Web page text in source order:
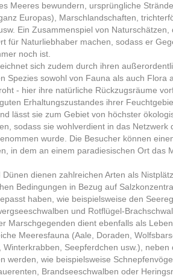
Meeres bewundern, ursprüngliche
Europas), Marschlandschaften,
Ein Zusammenspiel von
für Naturliebhaber machen, sodass er
noch ist.
sich zudem durch ihren
Spezies sowohl von Fauna als auch Flora
- hier ihre natürliche Rückzugsräume
Erhaltungszustandes ihrer
lässt sie zum Gebiet von höchster
sodass sie wohlverdient in das Netzwerk
wurde. Die Besucher können
in dem an einem paradiesischen Ort das
Dünen dienen zahlreichen Arten als
Bedingungen in Bezug auf
haben, wie beispielsweise den
und Rotflügel-
Marschgegenden dient ebenfalls als
Meeresfauna (Aale, Doraden,
Winterkrabben, Seepferdchen usw.), neben
werden, wie beispielsweise
Brandseeschwalben oder